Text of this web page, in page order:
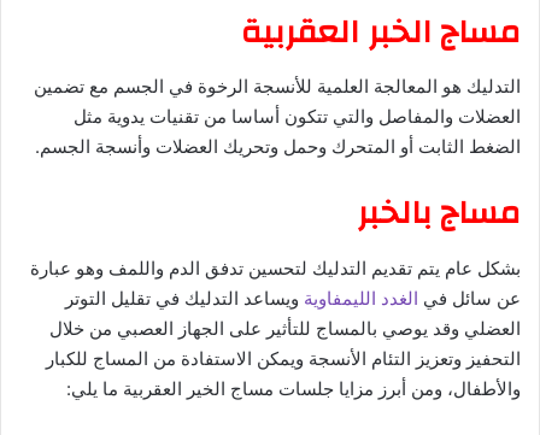
مساج الخبر العقربية
التدليك هو المعالجة العلمية للأنسجة الرخوة في الجسم مع تضمين
العضلات والمفاصل والتي تتكون أساسا من تقنيات يدوية مثل
الضغط الثابت أو المتحرك وحمل وتحريك العضلات وأنسجة الجسم.
مساج بالخبر
بشكل عام يتم تقديم التدليك لتحسين تدفق الدم واللمف وهو عبارة
عن سائل في الغدد الليمفاوية ويساعد التدليك في تقليل التوتر
العضلي وقد يوصي بالمساج للتأثير على الجهاز العصبي من خلال
التحفيز وتعزيز التئام الأنسجة ويمكن الاستفادة من المساج للكبار
والأطفال، ومن أبرز مزايا جلسات مساج الخير العقربية ما يلي: